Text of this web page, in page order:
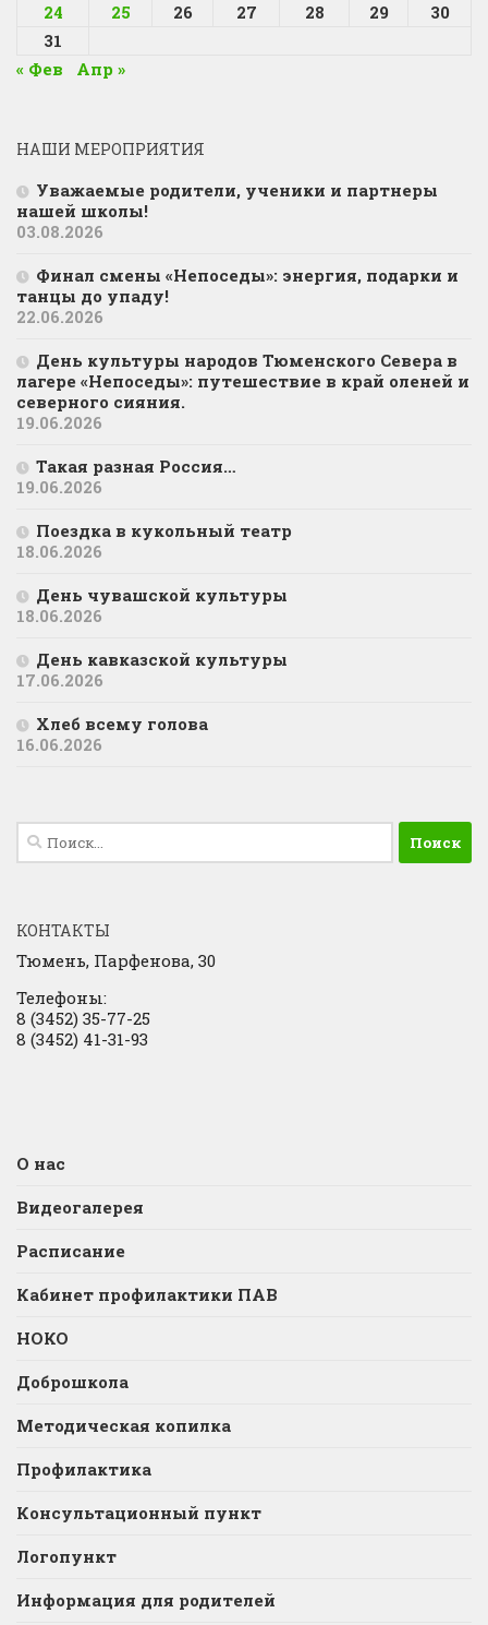
24
25 26 27 28 29
30
31
« Фев
Апр »
НАШИ МЕРОПРИЯТИЯ
Уважаемые родители, ученики и партнеры
нашей школы!
03.08.2026
Финал смены «Непоседы»: энергия, подарки и
танцы до упаду!
22.06.2026
День культуры народов Тюменского Севера в
лагере «Непоседы»: путешествие в край оленей и
северного сияния.
19.06.2026
Такая разная Россия…
19.06.2026
Поездка в кукольный театр
18.06.2026
День чувашской культуры
18.06.2026
День кавказской культуры
17.06.2026
Хлеб всему голова
16.06.2026
Найти:
КОНТАКТЫ
Тюмень, Парфенова, 30
Телефоны:
8 (3452) 35-77-25
8 (3452) 41-31-93
О нас
Видеогалерея
Расписание
Кабинет профилактики ПАВ
НОКО
Доброшкола
Методическая копилка
Профилактика
Консультационный пункт
Логопункт
Информация для родителей